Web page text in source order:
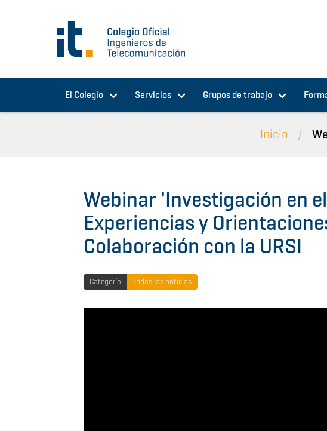
El Colegio Servicios Grupos de trabajo
Inicio
Webinar 'Investigación en
Experiencias y
Colaboración con la URSI
Categoría Todas las noticias